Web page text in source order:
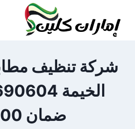
المحتوى
شركة تنظيف
ضمان 100%